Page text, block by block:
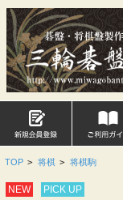
TOP > 将棋 > 将棋駒
NEW PICK UP